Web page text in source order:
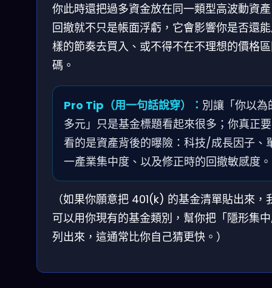
你此時還把過多資金放在同一類型高波動資
回撤就不只是帳面浮虧，它會影響你是否還
樣的節奏去買入、或不得不在不理想的價格
碼。
Pro Tip（用一句話說穿）： 別讓「你以為
多元」只是基金標題看起來很多；你真正要
看的是資產背後的曝險：科技/成長因子、
一產業集中度、以及修正時的回撤敏感度。
（如果你願意把 401(k) 的基金清單貼出來，
可以用你現有的基金類別，幫你把「隱形集
列出來，這通常比你自己猜更快。）